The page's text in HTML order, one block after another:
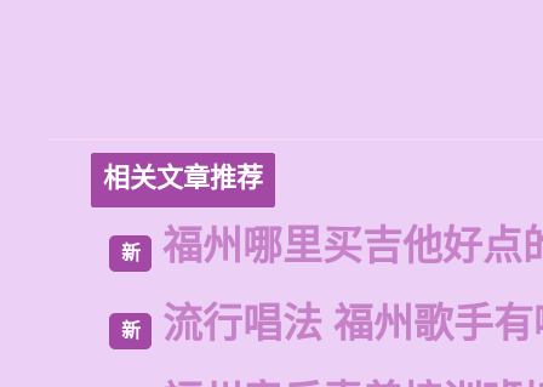
相关文章推荐
新 福州哪里买吉他好点
新
流行唱法 福州歌手